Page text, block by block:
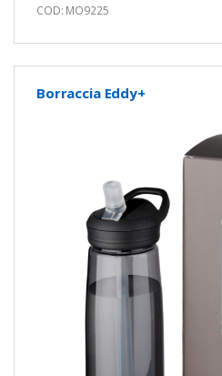
COD: MO9225
Borraccia Eddy+